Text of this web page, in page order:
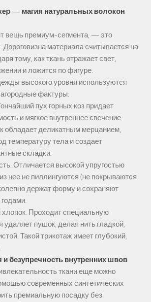
— магия натуральных волокон
вещь премиум-сегмента, — это
Дороговизна материала считывается на
тому, как ткань отражает свет,
и ложится по фигуре.
высокого уровня используются
фактуры:
пух горных коз придает
и мягкое внутреннее свечение.
обладает деликатным мерцанием,
температуру тела и создает
складки.
Отличается высокой упругостью
нее не пиллингуются (не покрываются
держат форму и сохраняют
Проходит специальную
удаляет пушок, делая нить гладкой,
Такой трикотаж имеет глубокий,
и безупречность внутренних швов
ткани еще можно
современных синтетических
премиальную посадку без